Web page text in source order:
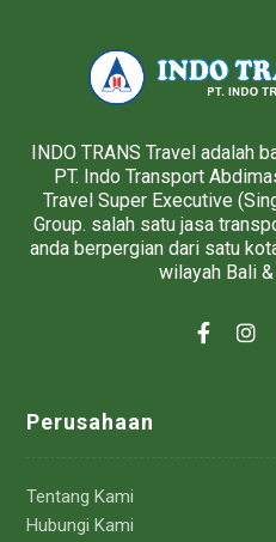
INDO TRANS Travel adalah
PT. Indo Transport
Travel Super Executive
Group. salah satu jasa
anda berpergian dari satu
wilayah Bali
Perusahaan
Tentang Kami
Hubungi Kami